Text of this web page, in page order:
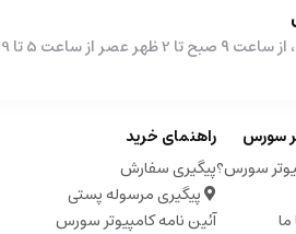
از ساعت 5 تا 9 شب
سورس
سورس؟
راهنمای خرید
پیگیری سفارش
پیگیری مرسوله پستی
آئین نامه کامپیوتر سورس